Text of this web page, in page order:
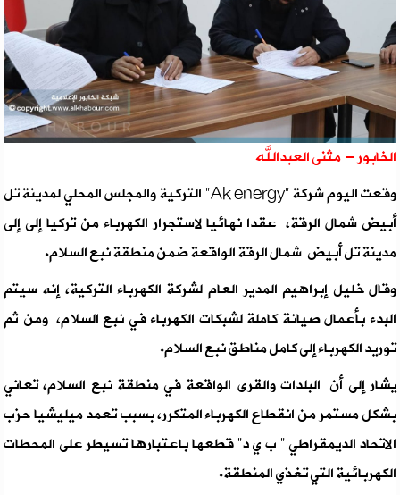
الخابور - مثنى العبدالله
وقعت اليوم شركة "Ak energy" التركية والمجلس المحلي لمدينة تل
أبيض شمال الرقة، عقدا نهائيا لاستجرار الكهرباء من تركيا إلى إلى
مدينة تل أبيض شمال الرقة الواقعة ضمن منطقة نبع السلام.
وقال خليل إبراهيم المدير العام لشركة الكهرباء التركية، إنه سيتم
البدء بأعمال صيانة كاملة لشبكات الكهرباء في نبع السلام، ومن ثم
توريد الكهرباء إلى كامل مناطق نبع السلام.
يشار إلى أن البلدات والقرى الواقعة في منطقة نبع السلام، تعاني
بشكل مستمر من انقطاع الكهرباء المتكرر، بسبب تعمد ميليشيا حزب
الاتحاد الديمقراطي " ب ي د" قطعها باعتبارها تسيطر على المحطات
الكهربائية التي تغذي المنطقة.